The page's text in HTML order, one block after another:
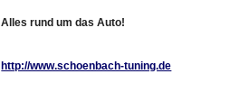
Alles rund um das Auto!
http://www.schoenbach-tuning.de